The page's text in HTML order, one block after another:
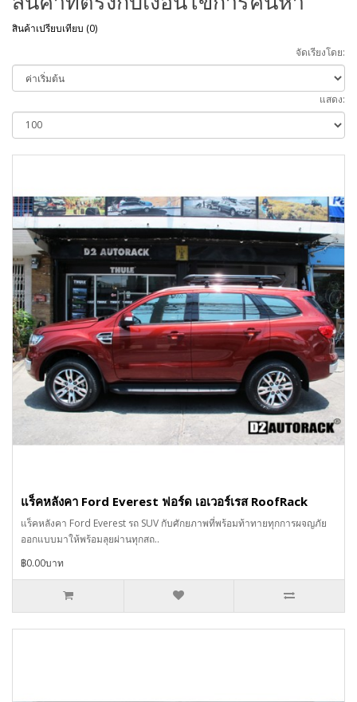
สินค้าเปรียบเทียบ (0)
จัดเรียงโดย:
แสดง:
แร็คหลังคา Ford Everest ฟอร์ด เอเวอร์เรส RoofRack
แร็คหลังคา Ford Everest รถ SUV กับศักยภาพที่พร้อมท้าทายทุกการผจญภัย
ออกแบบมาให้พร้อมลุยผ่านทุกสถ..
฿0.00บาท